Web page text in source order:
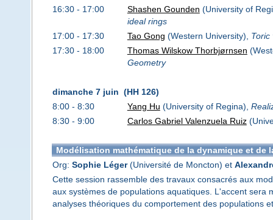
16:30 - 17:00
Shashen Gounden (University of
ideal rings
17:00 - 17:30
Tao Gong (Western University), Toric
17:30 - 18:00
Thomas Wilskow Thorbjørnsen
Geometry
dimanche 7 juin (HH 126)
8:00 - 8:30
Yang Hu (University of Regina),
8:30 - 9:00
Carlos Gabriel Valenzuela Ruiz
Modélisation mathématique de la dynamique et de
Org: Sophie Léger(Université de Moncton) et
Cette session rassemble des travaux consacrés aux
aux systèmes de populations aquatiques. L'accent sera
analyses théoriques du comportement des populations